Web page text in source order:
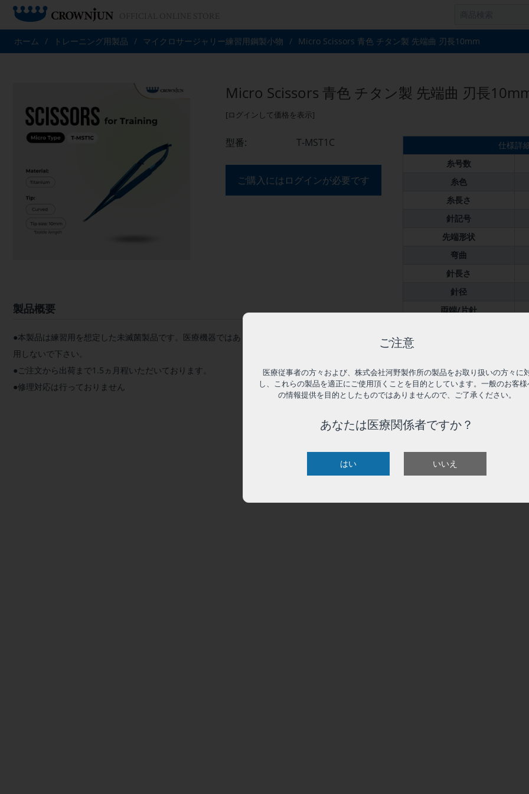
ホーム / トレーニング用製品 / マイクロサージャリー練習用鋼製小物 / Micro Scissors 青色 チタン製 先端曲 刃長10mm
Micro Scissors 青色 チタン製 先端曲 刃長
[ログインして価格を表示]
型番: T-MST1C
ご購入にはログインが必要です
製品概要
●本製品は練習用を想定した未滅菌製品です。医療機器ではありません。医療行為には絶対に使
用しないで下さい。
●ご注文から出荷まで1.5ヵ月程いただいております。
●修理対応は行っておりません
仕様詳
糸号数
糸色
糸長さ
針記号
先端形状
弯曲
針長さ
針径
両端/片針
ご注意
医療従事者の方々および、株式会社河野製作所の製品をお取り扱いの方々に
し、これらの製品を適正にご使用頂くことを目的としています。一般のお客様
の情報提供を目的としたものではありませんので、ご了承ください。
あなたは医療関係者ですか？
はい いいえ